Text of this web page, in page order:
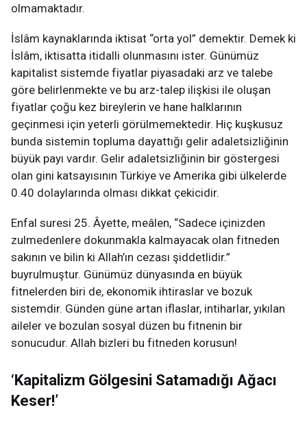
olmamaktadır.
İslâm kaynaklarında iktisat “orta yol” demektir. Demek ki
İslâm, iktisatta itidalli olunmasını ister. Günümüz
kapitalist sistemde fiyatlar piyasadaki arz ve talebe
göre belirlenmekte ve bu arz-talep ilişkisi ile oluşan
fiyatlar çoğu kez bireylerin ve hane halklarının
geçinmesi için yeterli görülmemektedir. Hiç kuşkusuz
bunda sistemin topluma dayattığı gelir adaletsizliğinin
büyük payı vardır. Gelir adaletsizliğinin bir göstergesi
olan gini katsayısının Türkiye ve Amerika gibi ülkelerde
0.40 dolaylarında olması dikkat çekicidir.
Enfal suresi 25. Âyette, meâlen, “Sadece içinizden
zulmedenlere dokunmakla kalmayacak olan fitneden
sakının ve bilin ki Allah’ın cezası şiddetlidir.”
buyrulmuştur. Günümüz dünyasında en büyük
fitnelerden biri de, ekonomik ihtiraslar ve bozuk
sistemdir. Günden güne artan iflaslar, intiharlar, yıkılan
aileler ve bozulan sosyal düzen bu fitnenin bir
sonucudur. Allah bizleri bu fitneden korusun!
‘Kapitalizm Gölgesini Satamadığı Ağacı
Keser!’